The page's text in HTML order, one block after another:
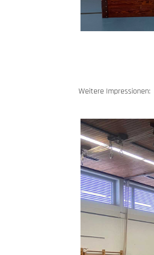
Weitere Impressionen: